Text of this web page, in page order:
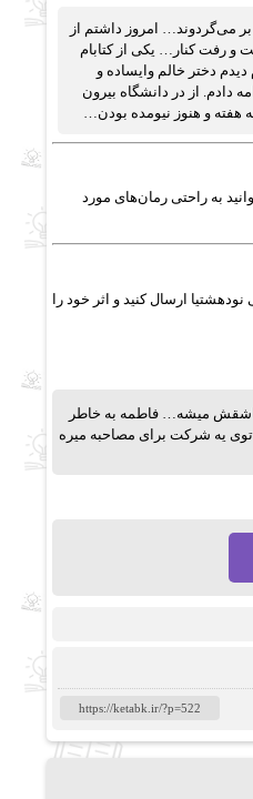
می‌گردوند… امروز داشتم از
رفت کنار… یکی از کتابام
دختر خالم وایساده و
از در دانشگاه بیرون
هفته و هنوز نیومده بودن…
به راحتی رمان‌های مورد
ارسال کنید و اثر خود را
عاشقش میشه… فاطمه به خاطر
توی یه شرکت برای مصاحبه میره